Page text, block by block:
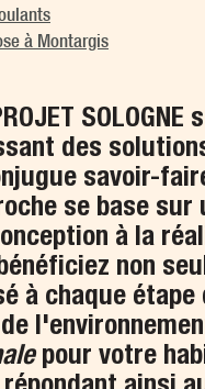
à Montargis
des
savoir-
se base
à la
bénéficiez
à chaque
pour votre